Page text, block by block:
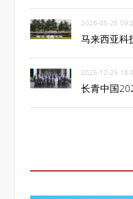
2026-05-26
马来西亚科
2025-12-25
长青中国